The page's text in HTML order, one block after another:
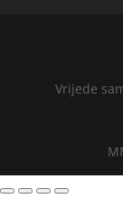
Vrijede